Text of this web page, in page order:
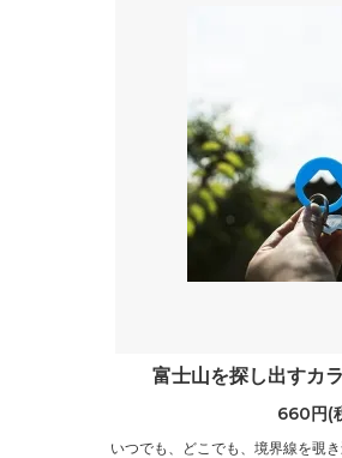
富士山を探し出すカ
660円(
いつでも、どこでも、境界線を覗